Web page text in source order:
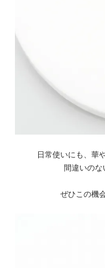
日常使いにも、華
間違いのな
ぜひこの機